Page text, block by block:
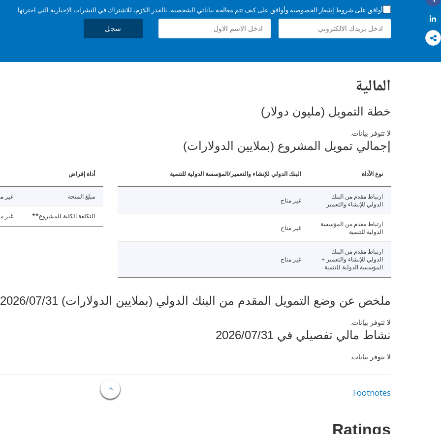
Share
Share
أوافق على شروط إشعار الخصوصية وأوافق على كيف تتم معالجة بياناتي الشخصية، بالقدر اللازم، للاشتراك في النشرات الإخبارية التي اخترتها.
سجل
المالية
خطة التمويل (مليون دولار)
لا تتوفر بيانات.
إجمالي تمويل المشروع (بملايين الدولارات)
نوع الأداة البنك الدولي للإنشاء والتعمير/المؤسسة الدولية للتنمية
ارتباط مقدم من البنك
الدولي للإنشاء والتعمير
غير متاح
ارتباط مقدم من المؤسسة
الدولية للتنمية
غير متاح
ارتباط مقدم من البنك
الدولي للإنشاء والتعمير +
المؤسسة الدولية للتنمية
غير متاح
أداة إقراض
مبلغ المنحة غير
التكلفة الكلية للمشروع** غير
ملخص عن وضع التمويل المقدم من البنك الدولي (بملايين الدولارات) 2026/07/31
لا تتوفر بيانات.
نشاط مالي تفصيلي في 2026/07/31
لا تتوفر بيانات.
Footnotes